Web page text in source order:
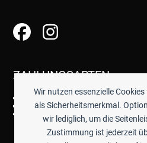
Wir nutzen essenzielle
als Sicherheitsmerkmal.
wir lediglich, um die
Zustimmung ist jederzeit
ZAHLUNGSARTEN